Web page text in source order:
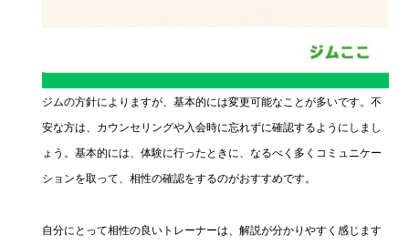
ジムの方針によりますが、基本的には変更可能なことが多いです。不
安な方は、カウンセリングや入会時に忘れずに確認するようにしまし
ょう。基本的には、体験に行ったときに、なるべく多くコミュニケー
ションを取って、相性の確認をするのがおすすめです。
自分にとって相性の良いトレーナーは、解説が分かりやすく感じます